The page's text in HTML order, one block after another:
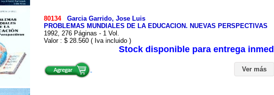
80134 Garcia Garrido, Jose Luis
PROBLEMAS MUNDIALES DE LA EDUCACION. NUEVAS PERSPECTIVAS
1992, 276 Páginas - 1 Vol.
Valor : $ 28.560 ( Iva incluido )
Stock disponible para entrega
Ver más